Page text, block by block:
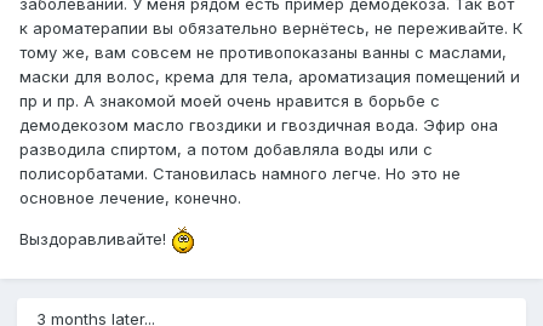
заболевании. У меня рядом есть пример демодекоза. Так вот
к ароматерапии вы обязательно вернётесь, не переживайте. К
тому же, вам совсем не противопоказаны ванны с маслами,
маски для волос, крема для тела, ароматизация помещений и
пр и пр. А знакомой моей очень нравится в борьбе с
демодекозом масло гвоздики и гвоздичная вода. Эфир она
разводила спиртом, а потом добавляла воды или с
полисорбатами. Становилась намного легче. Но это не
основное лечение, конечно.
Выздоравливайте!
3 months later...